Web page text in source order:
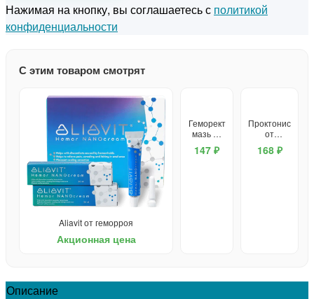
Нажимая на кнопку, вы соглашаетесь с политикой
конфиденциальности
С этим товаром смотрят
Aliavit от геморроя
Акционная цена
Геморект
мазь от
геморроя
147 ₽
Проктонис
от
геморроя
168 ₽
Описание